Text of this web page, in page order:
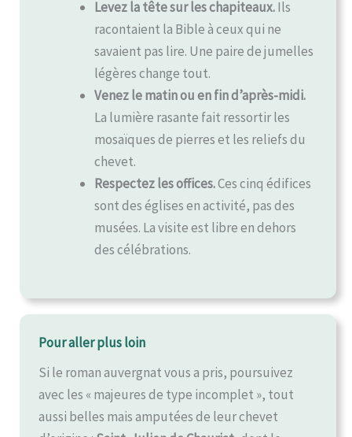
Levez la tête sur les chapiteaux.Ils
racontaient la Bible à ceux qui ne
savaient pas lire. Une paire de jumelles
légères change tout.
Venez le matin ou en fin d’après-midi.
La lumière rasante fait ressortir les
mosaïques de pierres et les reliefs du
chevet.
Respectez les offices.Ces cinq édifices
sont des églises en activité, pas des
musées. La visite est libre en dehors
des célébrations.
Pour aller plus loin
Si le roman auvergnat vous a pris, poursuivez
avec les « majeures de type incomplet », tout
aussi belles mais amputées de leur chevet